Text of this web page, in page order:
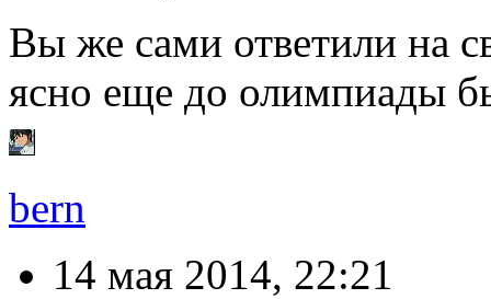
Вы же сами ответили на
ясно еще до олимпиады
bern
14 мая 2014, 22:21